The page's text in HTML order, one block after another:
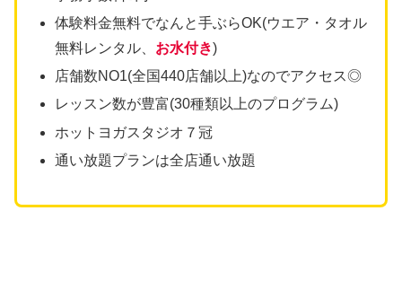
体験料金無料でなんと手ぶらOK(ウエア・タオル
無料レンタル、 お水付き)
店舗数NO1(全国440店舗以上)なのでアクセス◎
レッスン数が豊富(30種類以上のプログラム)
ホットヨガスタジオ７冠
通い放題プランは全店通い放題